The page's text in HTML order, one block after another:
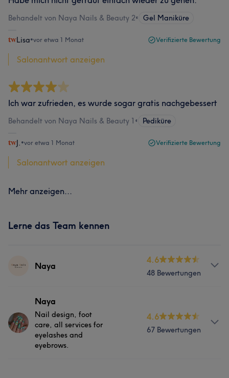
Behandelt von Naya Nails & Beauty 2• Gel Maniküre
Lisa•vor etwa 1 Monat Verifizierte Bewertung
Salonantwort anzeigen
Ich war zufrieden, es wurde sogar gratis nachgebessert
Behandelt von Naya Nails & Beauty 1 • Pediküre
J. •vor etwa 1 Monat Verifizierte Bewertung
Salonantwort anzeigen
Mehr anzeigen...
Lerne das Team kennen
Naya
4.6
48 Bewertungen
Services
Nägel Gesicht
Naya
Nail design, foot
care, all services for
eyelashes and
eyebrows.
4.6
67 Bewertungen